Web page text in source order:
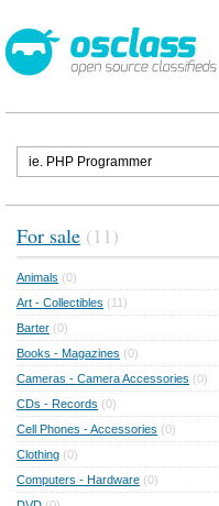
For sale (11)
Animals (0)
Art - Collectibles (11)
Barter (0)
Books - Magazines (0)
Cameras - Camera Accessories (0)
CDs - Records (0)
Cell Phones - Accessories (0)
Clothing (0)
Computers - Hardware (0)